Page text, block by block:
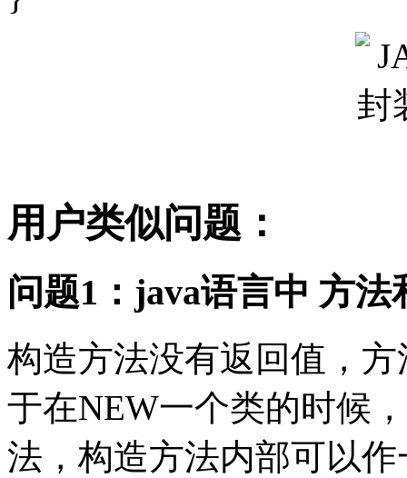
用户类似问题：
问题1：java语言中 方
构造方法没有返回值，
于在NEW一个类的时候
法，构造方法内部可以